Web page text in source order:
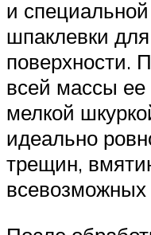
и
шпаклевки
поверхности.
всей массы ее
мелкой
идеально
трещин,
всевозможных